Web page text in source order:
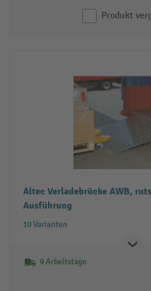
Produkt
Altec Verladebrücke AWB,
Ausführung
10 Varianten
9 Arbeitstage